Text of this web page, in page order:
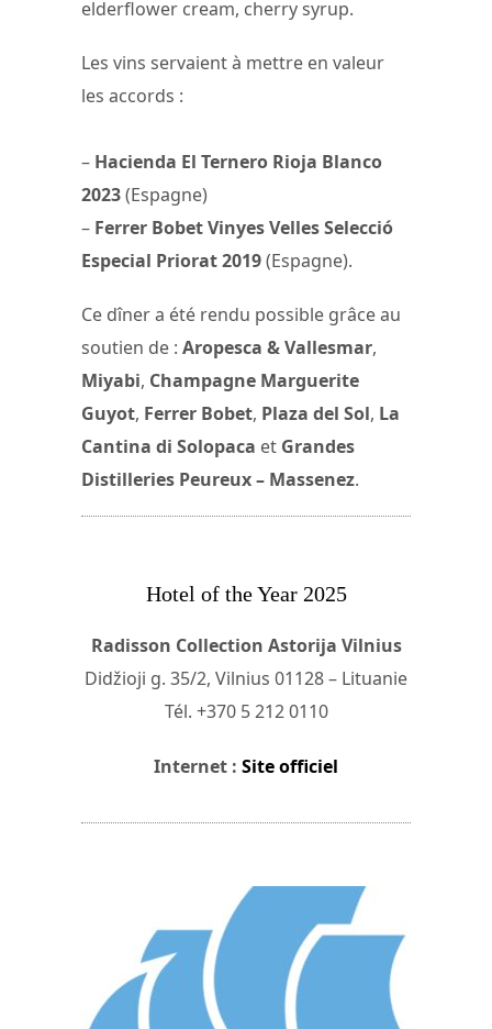
elderflower cream, cherry syrup.
Les vins servaient à mettre en valeur
les accords :
– Hacienda El Ternero Rioja Blanco
2023(Espagne)
– Ferrer Bobet Vinyes Velles Selecció
Especial Priorat 2019(Espagne).
Ce dîner a été rendu possible grâce au
soutien de : Aropesca & Vallesmar,
Miyabi, Champagne Marguerite
Guyot, Ferrer Bobet, Plaza del Sol, La
Cantina di Solopaca et Grandes
Distilleries Peureux – Massenez.
Hotel of the Year 2025
Radisson Collection Astorija Vilnius
Didžioji g. 35/2, Vilnius 01128 – Lituanie
Tél. +370 5 212 0110
Internet : Site officiel